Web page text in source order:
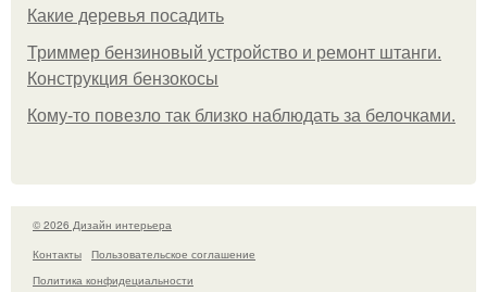
Какие деревья посадить
Триммер бензиновый устройство и ремонт штанги.
Конструкция бензокосы
Кому-то повезло так близко наблюдать за белочками.
© 2026 Дизайн интерьера
Контакты
Пользовательское соглашение
Политика конфидециальности